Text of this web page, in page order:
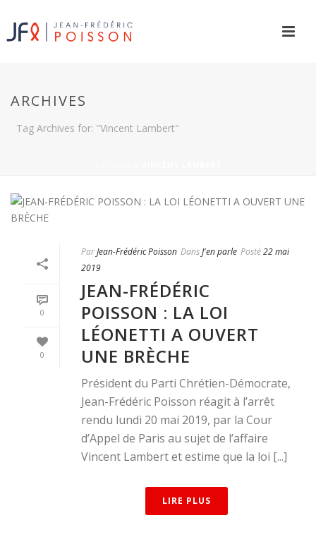
ARCHIVES
Tag Archives for: "Vincent Lambert"
0
0
ParJean-Frédéric Poisson DansJ'en parle Posté22 mai
2019
JEAN-FRÉDÉRIC
POISSON : LA LOI
LÉONETTI A OUVERT
UNE BRÈCHE
Président du Parti Chrétien-Démocrate,
Jean-Frédéric Poisson réagit à l’arrêt
rendu lundi 20 mai 2019, par la Cour
d’Appel de Paris au sujet de l’affaire
Vincent Lambert et estime que la loi [...]
LIRE PLUS